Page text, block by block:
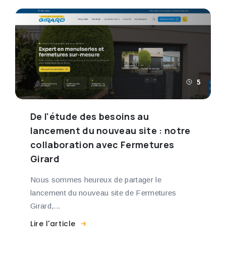
5
De l'étude des besoins au
lancement du nouveau site : notre
collaboration avec Fermetures
Girard
Nous sommes heureux de partager le
lancement du nouveau site de Fermetures
Girard,...
Lire l'article